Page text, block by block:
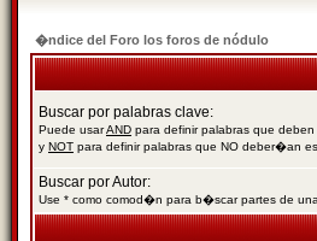
�ndice del Foro los foros de nódulo
Buscar por palabras clave:
Puede usarAND para definir palabras que deben
y NOT para definir palabras que NO deber�an
Buscar por Autor:
Use * como comod�n para b�scar partes de